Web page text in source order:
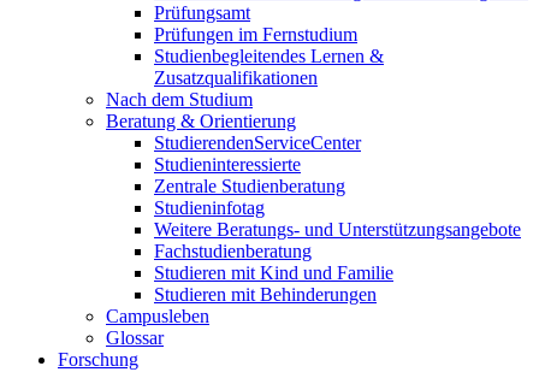
Prüfungsamt
Prüfungen im Fernstudium
Studienbegleitendes Lernen &
Zusatzqualifikationen
Nach dem Studium
Beratung & Orientierung
StudierendenServiceCenter
Studieninteressierte
Zentrale Studienberatung
Studieninfotag
Weitere Beratungs- und Unterstützungsangebote
Fachstudienberatung
Studieren mit Kind und Familie
Studieren mit Behinderungen
Campusleben
Glossar
Forschung